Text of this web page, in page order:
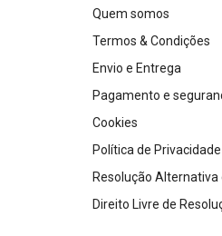
Quem somos
Termos & Condições
Envio e Entrega
Pagamento e
Cookies
Política de Privacidade
Resolução Alternativa
Direito Livre de